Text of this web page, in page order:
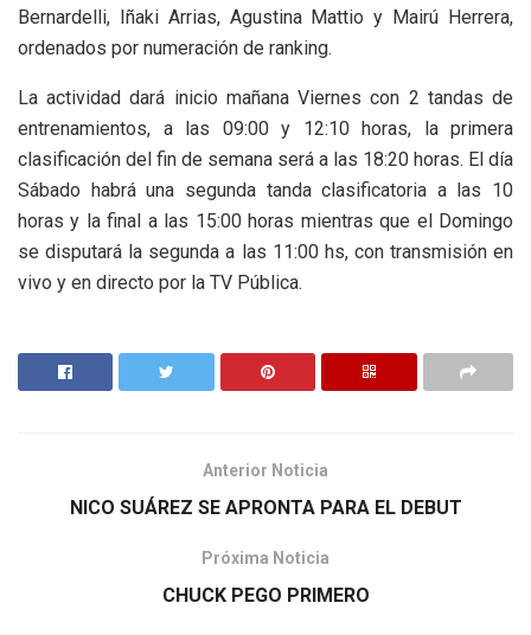
Bernardelli, Iñaki Arrias, Agustina Mattio y Mairú Herrera,
ordenados por numeración de ranking.
La actividad dará inicio mañana Viernes con 2 tandas de
entrenamientos, a las 09:00 y 12:10 horas, la primera
clasificación del fin de semana será a las 18:20 horas. El día
Sábado habrá una segunda tanda clasificatoria a las 10
horas y la final a las 15:00 horas mientras que el Domingo
se disputará la segunda a las 11:00 hs, con transmisión en
vivo y en directo por la TV Pública.
Anterior Noticia
NICO SUÁREZ SE APRONTA PARA EL DEBUT
Próxima Noticia
CHUCK PEGO PRIMERO